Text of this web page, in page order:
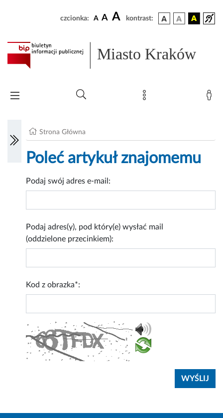
czcionka: A A A kontrast:
Miasto Kraków
Strona Główna
Poleć artykuł znajomemu
Podaj swój adres e-mail:
Podaj adres(y), pod który(e) wysłać mail
(oddzielone przecinkiem):
Kod z obrazka*: